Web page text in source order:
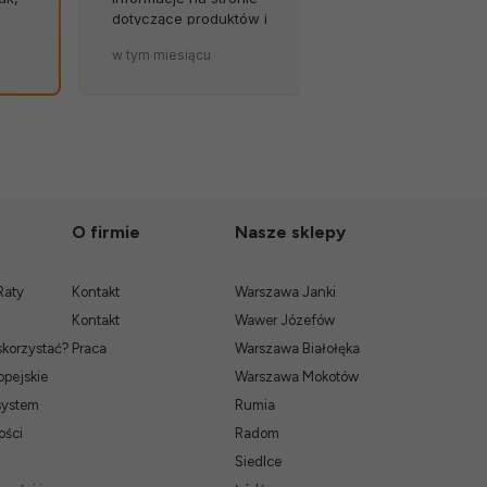
została tak solidnie
w tym miesiącu
O firmie
Kontakt
Kontakt
Praca
Nasze sklepy
Warszawa Janki
Wawer Józefów
Warszawa Białołęka
Warszawa Mokotów
Rumia
Radom
Siedlce